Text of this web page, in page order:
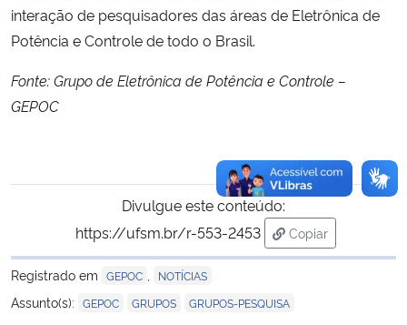
interação de pesquisadores das áreas de Eletrônica de
Potência e Controle de todo o Brasil.
Fonte: Grupo de Eletrônica de Potência e Controle –
GEPOC
Divulgue este conteúdo:
https://ufsm.br/r-553-2453
Copiar
para área de
Registrado em GEPOC NOTÍCIAS
Assunto(s): GEPOC GRUPOS GRUPOS-PESQUISA